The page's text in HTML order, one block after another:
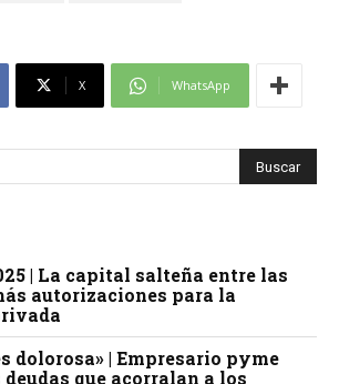
X WhatsApp
| La capital salteña entre las
autorizaciones para la
dolorosa» | Empresario pyme
que acorralan a los